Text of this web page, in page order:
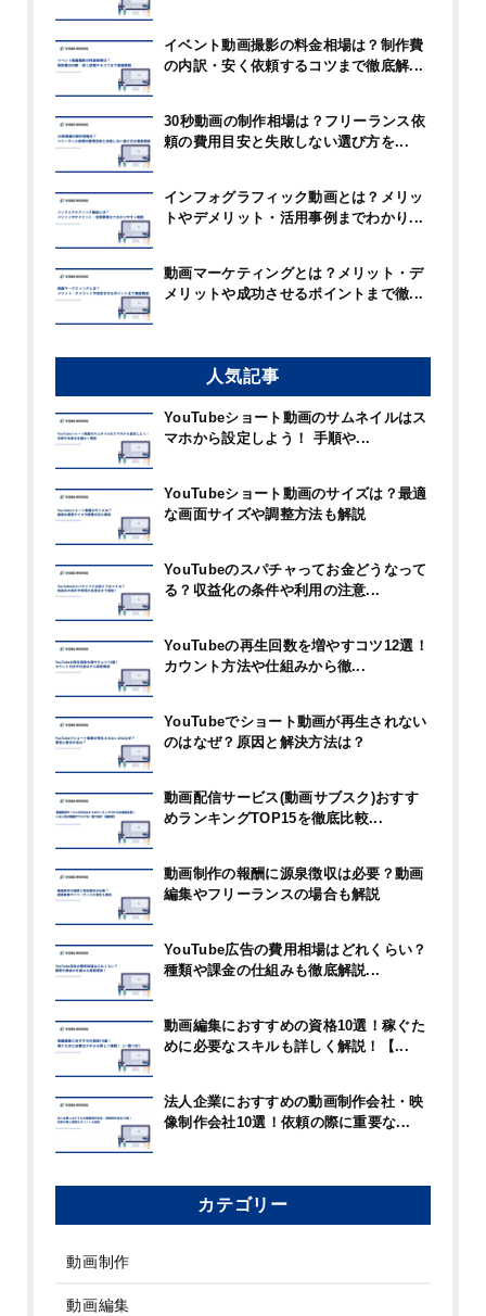
イベント動画撮影の料金相場は？制作費
の内訳・安く依頼するコツまで徹底解...
30秒動画の制作相場は？フリーランス依
頼の費用目安と失敗しない選び方を...
インフォグラフィック動画とは？メリッ
トやデメリット・活用事例までわかり...
動画マーケティングとは？メリット・デ
メリットや成功させるポイントまで徹...
人気記事
YouTubeショート動画のサムネイルはス
マホから設定しよう！ 手順や...
YouTubeショート動画のサイズは？最適
な画面サイズや調整方法も解説
YouTubeのスパチャってお金どうなって
る？収益化の条件や利用の注意...
YouTubeの再生回数を増やすコツ12選！
カウント方法や仕組みから徹...
YouTubeでショート動画が再生されない
のはなぜ？原因と解決方法は？
動画配信サービス(動画サブスク)おすす
めランキングTOP15を徹底比較...
動画制作の報酬に源泉徴収は必要？動画
編集やフリーランスの場合も解説
YouTube広告の費用相場はどれくらい？
種類や課金の仕組みも徹底解説...
動画編集におすすめの資格10選！稼ぐた
めに必要なスキルも詳しく解説！【...
法人企業におすすめの動画制作会社・映
像制作会社10選！依頼の際に重要な...
カテゴリー
動画制作
動画編集